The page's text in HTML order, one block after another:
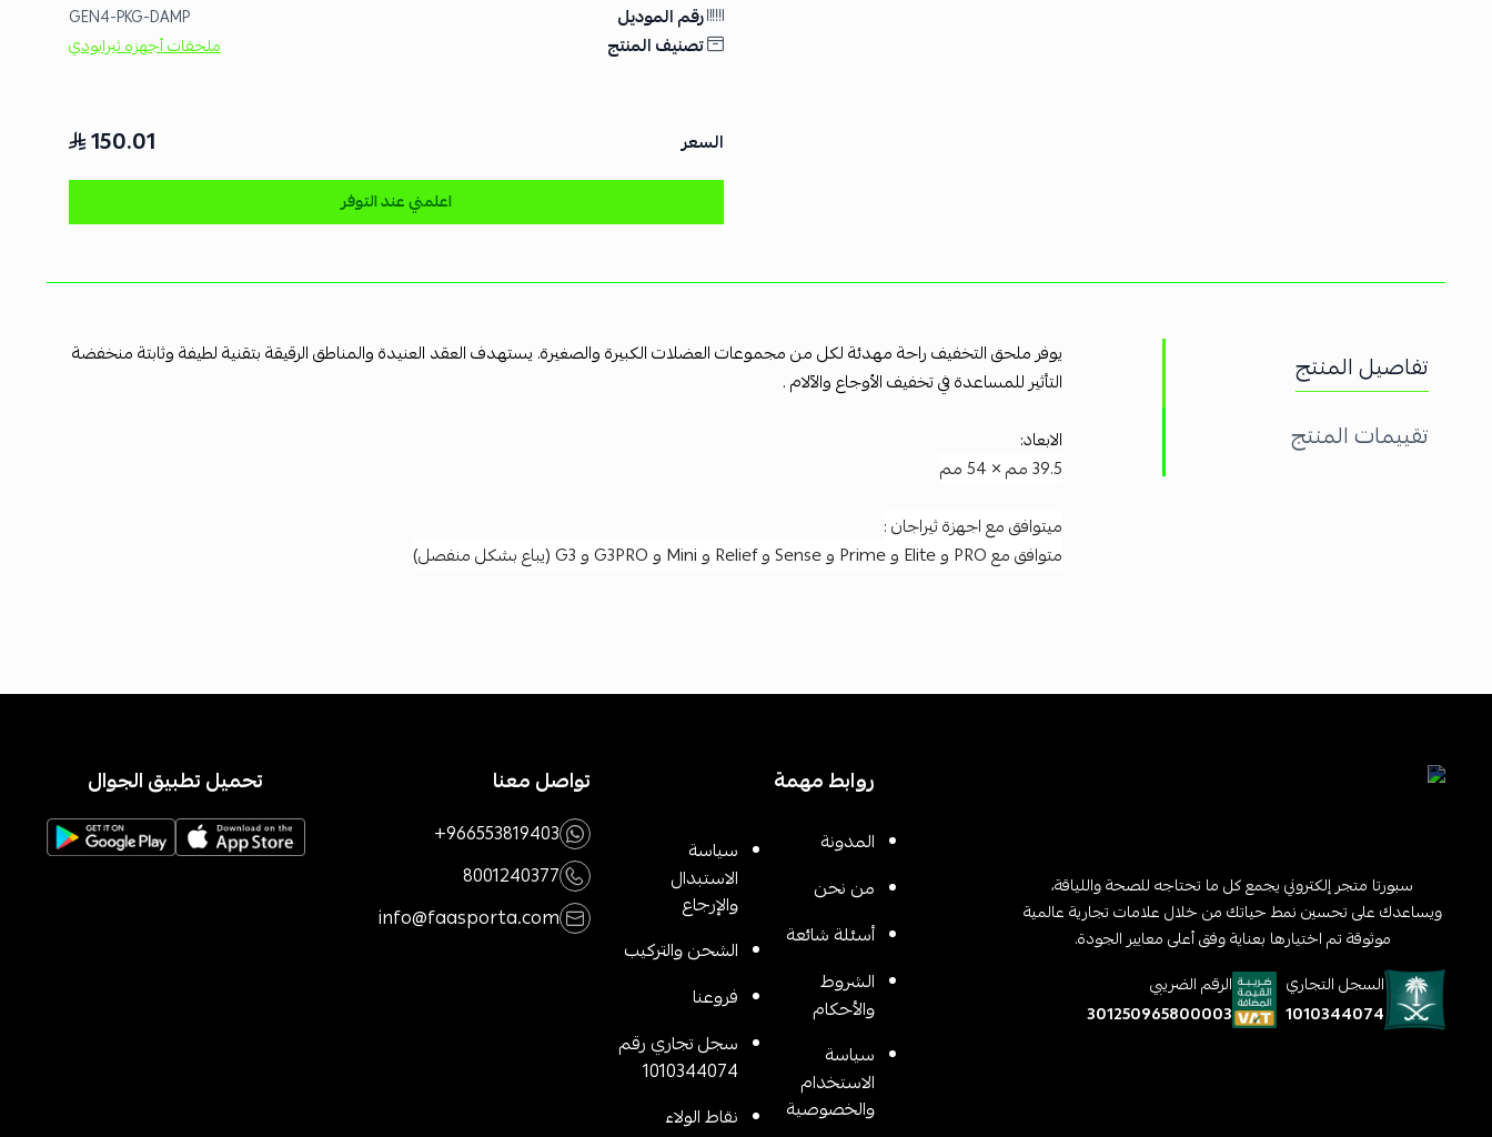
رقم الموديل GEN4-PKG-DAMP
تصنيف المنتج ملحقات أجهزه ثيرابودي
السعر 150.01
اعلمني عند التوفر
تفاصيل المنتج
تقييمات المنتج
يوفر ملحق التخفيف راحة مهدئة لكل من مجموعات العضلات الكبيرة والصغيرة. يستهدف العقد العنيدة والمناطق الرقيقة بتقنية لطيفة وثابتة منخفضة
التأثير للمساعدة في تخفيف الأوجاع والآلام .
الابعاد:
39.5 مم × 54 مم
ميتوافق مع اجهزة ثيراجان :
متوافق مع PRO و Elite و Prime و Sense و Relief و Mini و G3PRO و G3 (يباع بشكل منفصل)
سبورتا متجر إلكتروني يجمع كل ما تحتاجه للصحة واللياقة،
ويساعدك على تحسين نمط حياتك من خلال علامات تجارية عالمية
موثوقة تم اختيارها بعناية وفق أعلى معايير الجودة.
السجل التجاري
1010344074
الرقم الضريبي
301250965800003
روابط مهمة
المدونة
من نحن
أسئلة شائعة
الشروط
والأحكام
سياسة
الاستخدام
والخصوصية
سياسة
الاستبدال
والإرجاع
الشحن والتركيب
فروعنا
سجل تجاري رقم
1010344074
نقاط الولاء
تواصل معنا
+966553819403
8001240377
info@faasporta.com
تحميل تطبيق الجوال